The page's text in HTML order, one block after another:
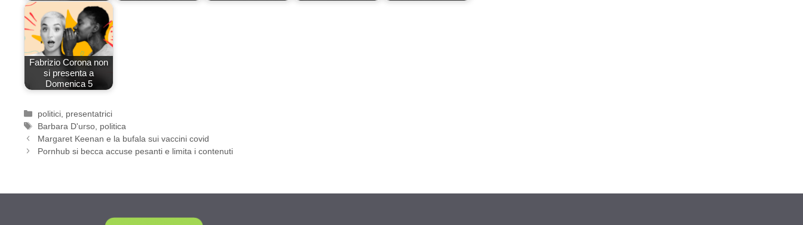
Fabrizio Corona non
si presenta a
Domenica 5
Categorie
politici presentatrici
Tag
Barbara D'urso politica
Margaret Keenan e la bufala sui vaccini covid
Pornhub si becca accuse pesanti e limita i contenuti